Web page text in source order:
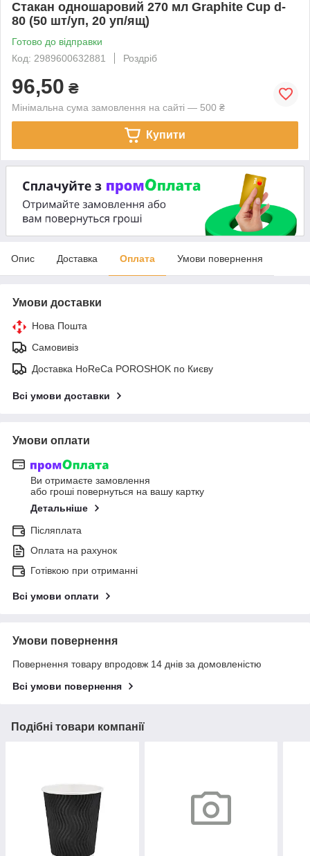
Стакан одношаровий 270 мл Graphite Cup d-
80 (50 шт/уп, 20 уп/ящ)
Готово до відправки
Код: 2989600632881
Роздріб
96,50 ₴
Мінімальна сума замовлення на сайті — 500 ₴
Купити
Опис Доставка Оплата Умови повернення
Умови доставки
Нова Пошта
Самовивіз
Доставка HoReCa POROSHOK по Києву
Всі умови доставки
Умови оплати
Ви отримаєте замовлення
або гроші повернуться на вашу картку
Детальніше
Післяплата
Оплата на рахунок
Готівкою при отриманні
Всі умови оплати
Умови повернення
Повернення товару впродовж 14 днів за домовленістю
Всі умови повернення
Подібні товари компанії